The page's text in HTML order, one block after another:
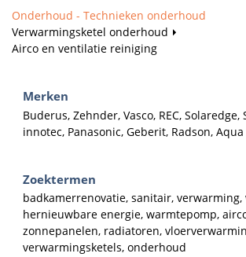
Onderhoud - Technieken onderhoud
Verwarmingsketel onderhoud
Airco en ventilatie reiniging
Merken
Buderus, Zehnder, Vasco, REC, Solaredge,
innotec, Panasonic, Geberit, Radson,
Zoektermen
badkamerrenovatie, sanitair,
hernieuwbare energie, warmtepomp,
zonnepanelen, radiatoren,
verwarmingsketels, onderhoud